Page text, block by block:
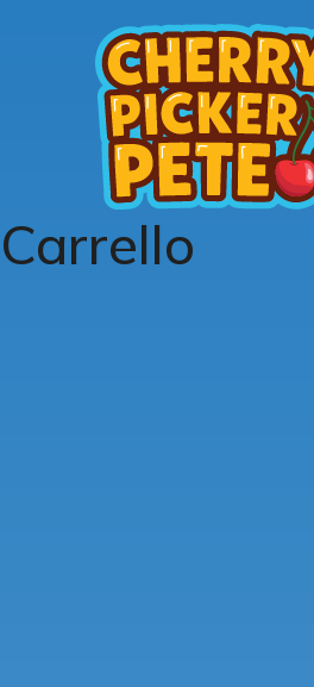
Carrello